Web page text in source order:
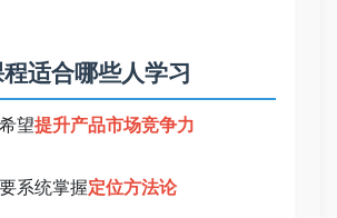
适合哪些人学习
望提升产品市场竞争力
系统掌握定位方法论